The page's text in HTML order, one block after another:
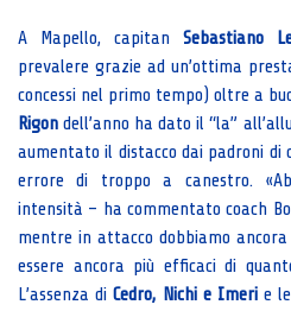
A Mapello, capitan Sebastiano
prevalere grazie ad un’ottima
concessi nel primo tempo) oltre a
Rigon dell’anno ha dato il “la”
aumentato il distacco dai padroni di
errore di troppo a canestro.
intensità – ha commentato coach
mentre in attacco dobbiamo
essere ancora più efficaci di
L’assenza diCedro, Nichi e Imerie le